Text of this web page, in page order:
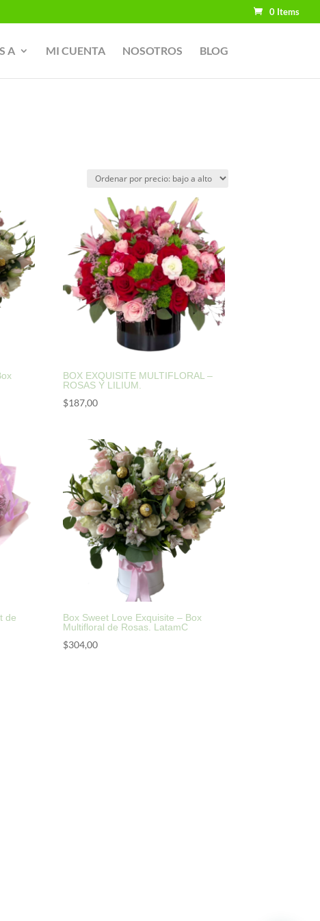
0 Items
A MI CUENTA NOSOTROS BLOG
BOX EXQUISITE MULTIFLORAL –
ROSAS Y LILIUM.
$187,00
de
Box Sweet Love Exquisite – Box
Multifloral de Rosas. LatamC
$304,00